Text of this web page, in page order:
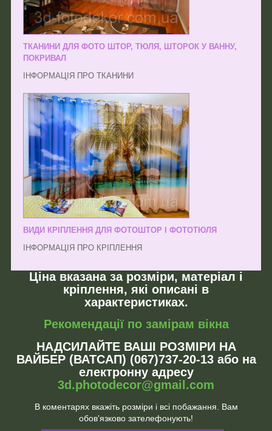
ТКАНИНИ ДЛЯ ФОТО ШТОР, ТЮЛЯ, ШТОРОК У ВАННУ,
ПОКРИВАЛ
ІНФОРМАЦІЯ ПРО ТКАНИНИ
ВИДИ КРІПЛЕННЯ ДЛЯ ФОТОШТОР І ФОТОТЮЛЯ
ІНФОРМАЦІЯ ПРО КРІПЛЕННЯ
Ціна вказана за розміри, матеріал і
кріплення, які описані в
характеристиках.
Рекомендації по замірам вікна
НАДСИЛАЙТЕ ВАШІ РОЗМІРИ НА
ВАЙБЕР (ВАТСАП) (067)737-20-13 або на
електронну адресу
3d.photodecor@gmail.com
В коментарях вкажіть розміри і всі побажання. Вам
обов'язково зателефонують!